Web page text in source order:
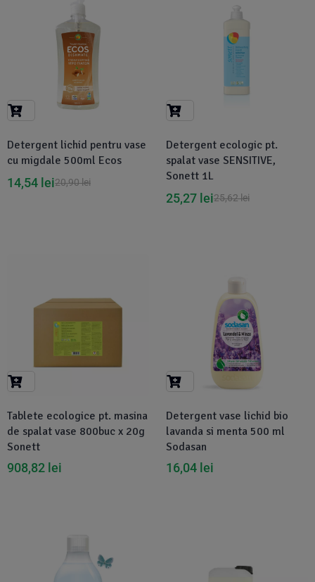
Detergent lichid pentru vase
cu migdale 500ml Ecos
20,90lei
14,54 lei
Detergent ecologic pt.
spalat vase SENSITIVE,
Sonett 1L
25,62lei
25,27 lei
Tablete ecologice pt. masina
de spalat vase 800buc x 20g
Sonett
908,82 lei
Detergent vase lichid bio
lavanda si menta 500 ml
Sodasan
16,04 lei